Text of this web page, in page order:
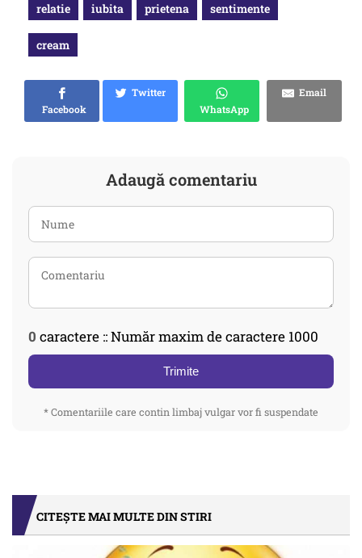
relatie iubita prietena sentimente
cream
Facebook
Twitter
WhatsApp
Email
Adaugă comentariu
0 caractere :: Număr maxim de caractere 1000
Trimite
* Comentariile care contin limbaj vulgar vor fi suspendate
CITEȘTE MAI MULTE DIN STIRI